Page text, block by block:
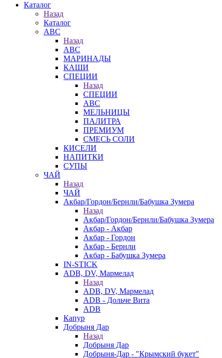
Каталог
Назад
Каталог
АВС
Назад
АВС
МАРИНАДЫ
КАШИ
СПЕЦИИ
Назад
СПЕЦИИ
АВС
МЕЛЬНИЦЫ
ПАЛИТРА
ПРЕМИУМ
СМЕСЬ СОЛИ
КИСЕЛИ
НАПИТКИ
СУПЫ
ЧАЙ
Назад
ЧАЙ
Акбар/Гордон/Бернли/Бабушка Зумера
Назад
Акбар/Гордон/Бернли/Бабушка Зумера
Акбар - Акбар
Акбар - Гордон
Акбар - Бернли
Акбар - Бабушка Зумера
IN-STICK
ADB, DV, Мармелад
Назад
ADB, DV, Мармелад
ADB - Дольче Вита
ADB
Капур
Добрыня Дар
Назад
Добрыня Дар
Добрыня-Дар - "Крымский букет"